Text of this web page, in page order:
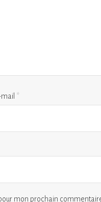
mail *
mon prochain